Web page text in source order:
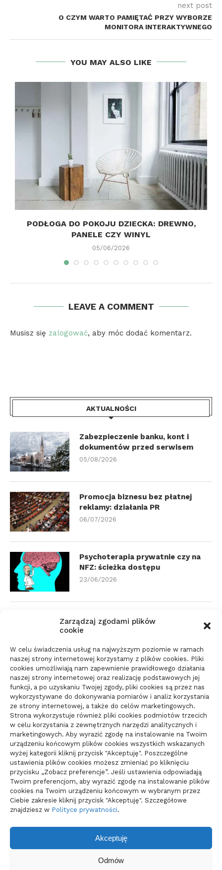
Zarządzaj zgodami plików
cookie
W celu świadczenia usług na najwyższym poziomie w ramach
naszej strony internetowej korzystamy z plików cookies. Pliki
cookies umożliwiają nam zapewnienie prawidłowego działania
naszej strony internetowej oraz realizację podstawowych jej
funkcji, a po uzyskaniu Twojej zgody, pliki cookies są przez nas
wykorzystywane do dokonywania pomiarów i analiz korzystania
ze strony internetowej, a także do celów marketingowych.
Strona wykorzystuje również pliki cookies podmiotów trzecich
w celu korzystania z zewnętrznych narzędzi analitycznych i
marketingowych. Aby wyrazić zgodę na instalowanie na Twoim
urządzeniu końcowym plików cookies wszystkich wskazanych
wyżej kategorii kliknij przycisk "Akceptuję". Poszczególne
ustawienia plików cookies możesz zmieniać po kliknięciu
przycisku „Zobacz preferencje”. Jeśli ustawienia odpowiadają
Twoim preferencjom, aby wyrazić zgodę na instalowanie plików
cookies na Twoim urządzeniu końcowym w wybranym przez
Ciebie zakresie kliknij przycisk "Akceptuję". Szczegółowe
znajdziesz w Polityce prywatności.
Akceptuję
Odmów
next post
O CZYM WARTO PAMIĘTAĆ PRZY WYBORZE
MONITORA INTERAKTYWNEGO
YOU MAY ALSO LIKE
PODŁOGA DO POKOJU DZIECKA: DREWNO,
PANELE CZY WINYL
05/06/2026
LEAVE A COMMENT
Musisz się zalogować, aby móc dodać komentarz.
AKTUALNOŚCI
Zabezpieczenie banku, kont i
dokumentów przed serwisem
05/08/2026
Promocja biznesu bez płatnej
reklamy: działania PR
06/07/2026
Psychoterapia prywatnie czy na
NFZ: ścieżka dostępu
23/06/2026
Zmiana biura rachunkowego:
dokumenty i terminy
Parkiet do domu do spokojnego
wnętrza: jak wybrać materiał
świadomie
10/06/2026